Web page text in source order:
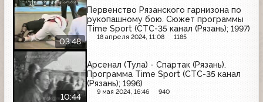
03:48
Первенство Рязанского гарнизона по
рукопашному бою. Сюжет программы
Time Sport (СТС-35 канал (Рязань); 1997)
18 апреля 2024, 11:08 1185
10:44
Арсенал (Тула) - Спартак (Рязань).
Программа Time Sport (СТС-35 канал
(Рязань); 1996)
9 мая 2024, 16:46 940